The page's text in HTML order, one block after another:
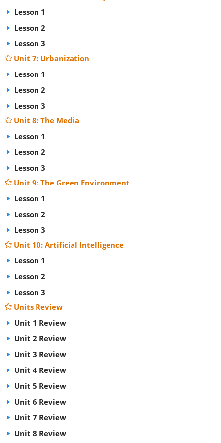
Lesson 1
Lesson 2
Lesson 3
Unit 7: Urbanization
Lesson 1
Lesson 2
Lesson 3
Unit 8: The Media
Lesson 1
Lesson 2
Lesson 3
Unit 9: The Green Environment
Lesson 1
Lesson 2
Lesson 3
Unit 10: Artificial Intelligence
Lesson 1
Lesson 2
Lesson 3
Units Review
Unit 1 Review
Unit 2 Review
Unit 3 Review
Unit 4 Review
Unit 5 Review
Unit 6 Review
Unit 7 Review
Unit 8 Review